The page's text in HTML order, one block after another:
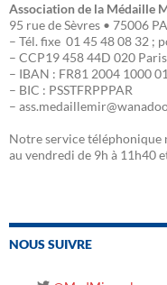
Association de la Médaille
95 rue de Sèvres • 75006
– Tél. fixe 01 45 48 08 32 ;
– CCP19 458 44D 020 Paris
– IBAN : FR81 2004 1000
– BIC : PSSTFRPPPAR
–
Notre service téléphonique
au vendredi de 9h à 11h40
NOUS SUIVRE